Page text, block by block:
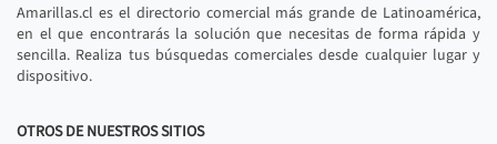
Amarillas.cl es el directorio comercial más grande de Latinoamérica,
en el que encontrarás la solución que necesitas de forma rápida y
sencilla. Realiza tus búsquedas comerciales desde cualquier lugar y
dispositivo.
OTROS DE NUESTROS SITIOS